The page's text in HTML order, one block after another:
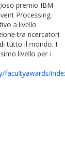
premio IBM
Processing.
a livello
tra ricercatori
tutto il mondo. I
livello per i
facultyawards/